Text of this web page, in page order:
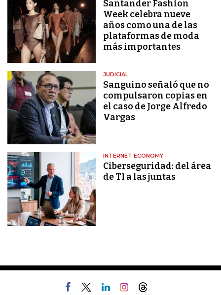
Santander Fashion
Week celebra nueve
años como una de las
plataformas de moda
más importantes
JUDICIAL
Sanguino señaló que no
compulsaron copias en
el caso de Jorge Alfredo
Vargas
INTERNET ECONOMY
Ciberseguridad: del área
de TI a las juntas